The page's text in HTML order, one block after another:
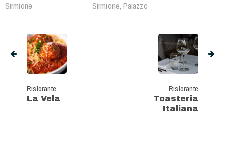
Sirmione Sirmione, Palazzo
Ristorante
La Vela
Ristorante
Toasteria
Italiana